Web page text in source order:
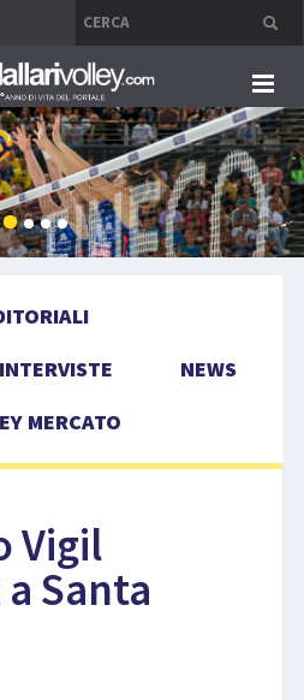
HOME
EDITORIALI
MERCATO
EVENTI
LIBRI
NEWS
MERCATO
Vigil
Santa